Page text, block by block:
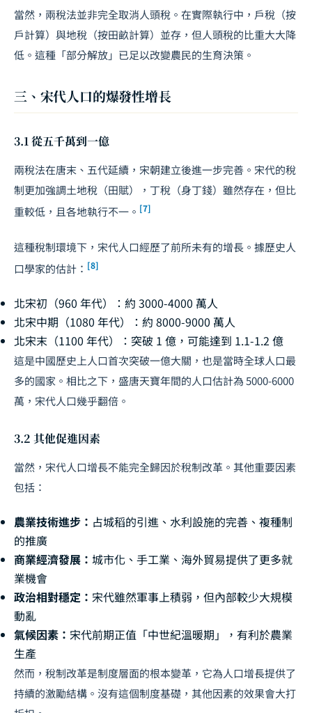
當然，兩稅法並非完全取消人頭稅。在實際執行中，戶稅（按
戶計算）與地稅（按田畝計算）並存，但人頭稅的比重大大降
低。這種「部分解放」已足以改變農民的生育決策。
三、宋代人口的爆發性增長
3.1 從五千萬到一億
兩稅法在唐末、五代延續，宋朝建立後進一步完善。宋代的稅
制更加強調土地稅（田賦），丁稅（身丁錢）雖然存在，但比
重較低，且各地執行不一。 [7]
這種稅制環境下，宋代人口經歷了前所未有的增長。據歷史人
口學家的估計： [8]
北宋初（960 年代）：約 3000-4000 萬人
北宋中期（1080 年代）：約 8000-9000 萬人
北宋末（1100 年代）：突破 1 億，可能達到 1.1-1.2 億
這是中國歷史上人口首次突破一億大關，也是當時全球人口最
多的國家。相比之下，盛唐天寶年間的人口估計為 5000-6000
萬，宋代人口幾乎翻倍。
3.2 其他促進因素
當然，宋代人口增長不能完全歸因於稅制改革。其他重要因素
包括：
農業技術進步： 占城稻的引進、水利設施的完善、複種制
的推廣
商業經濟發展： 城市化、手工業、海外貿易提供了更多就
業機會
政治相對穩定： 宋代雖然軍事上積弱，但內部較少大規模
動亂
氣候因素： 宋代前期正值「中世紀溫暖期」，有利於農業
生產
然而，稅制改革是制度層面的根本變革，它為人口增長提供了
持續的激勵結構。沒有這個制度基礎，其他因素的效果會大打